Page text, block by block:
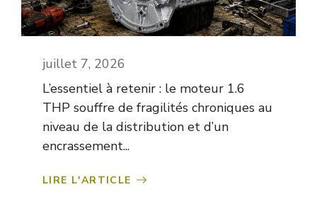
juillet 7, 2026
L’essentiel à retenir : le moteur 1.6
THP souffre de fragilités chroniques au
niveau de la distribution et d’un
encrassement...
LIRE L'ARTICLE